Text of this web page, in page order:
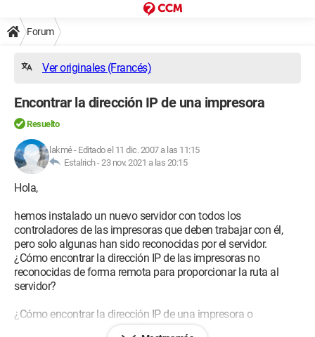
Forum
Ver originales (Francés)
Encontrar la dirección IP de una impresora
Resuelto
lakmé- Editado el 11 dic. 2007 a las 11:15
Estalrich -23 nov. 2021 a las 20:15
Hola,
hemos instalado un nuevo servidor con todos los
controladores de las impresoras que deben trabajar con él,
pero solo algunas han sido reconocidas por el servidor.
¿Cómo encontrar la dirección IP de las impresoras no
reconocidas de forma remota para proporcionar la ruta al
servidor?
¿Cómo encontrar la dirección IP de una impresora o
computadora simplemente?